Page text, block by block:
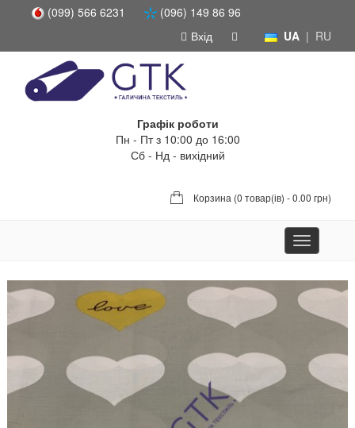
(099) 566 6231
(096) 149 86 96
UA | RU
Вхід
Графік роботи
Пн - Пт з 10:00 до 16:00
Сб - Нд - вихідний
Корзина (0 товар(ів) - 0.00 грн)
Toggle
navigation